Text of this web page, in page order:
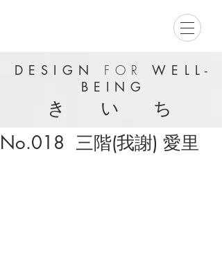
DESIGN FOR
WELL-
BEING
き い ち
No.018 三階(我謝) 愛里